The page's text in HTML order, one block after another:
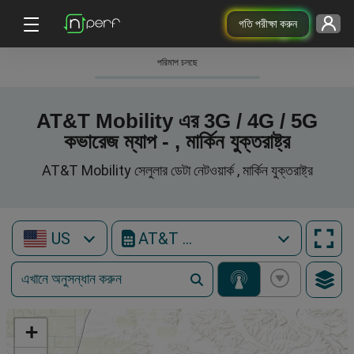
গতি পরীক্ষা করুন
পরিমাপ চলছে
AT&T Mobility এর 3G / 4G / 5G
কভারেজ ম্যাপ - , মার্কিন যুক্তরাষ্ট্র
AT&T Mobility সেলুলার ডেটা নেটওয়ার্ক , মার্কিন যুক্তরাষ্ট্র
US AT&T Mobility
+